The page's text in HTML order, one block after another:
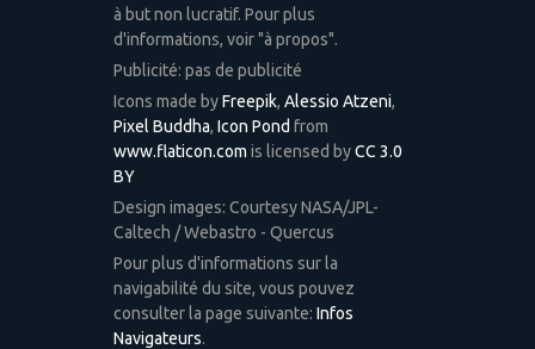
à but non lucratif. Pour plus
d'informations, voir "à propos".
Publicité: pas de publicité
Icons made byFreepik, Alessio Atzeni,
Pixel Buddha, Icon Pond from
www.flaticon.com is licensed byCC 3.0
BY
Design images: Courtesy NASA/JPL-
Caltech / Webastro - Quercus
Pour plus d'informations sur la
navigabilité du site, vous pouvez
consulter la page suivante: Infos
Navigateurs.